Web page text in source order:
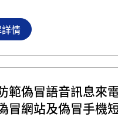
情
範偽冒語音訊息來
冒網站及偽冒手機